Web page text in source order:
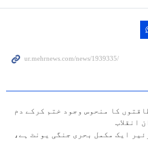
کا منحوس وجود ختم کرکے دم
انقلاب
ایک مکمل بحری جنگی یونٹ ہے،